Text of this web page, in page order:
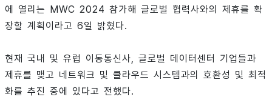
에 열리는 MWC 2024 참가해 글로벌 협력사와의 제휴를 확
장할 계획이라고 6일 밝혔다.
현재 국내 및 유럽 이동통신사, 글로벌 데이터센터 기업들과
제휴를 맺고 네트워크 및 클라우드 시스템과의 호환성 및 최적
화를 추진 중에 있다고 전했다.